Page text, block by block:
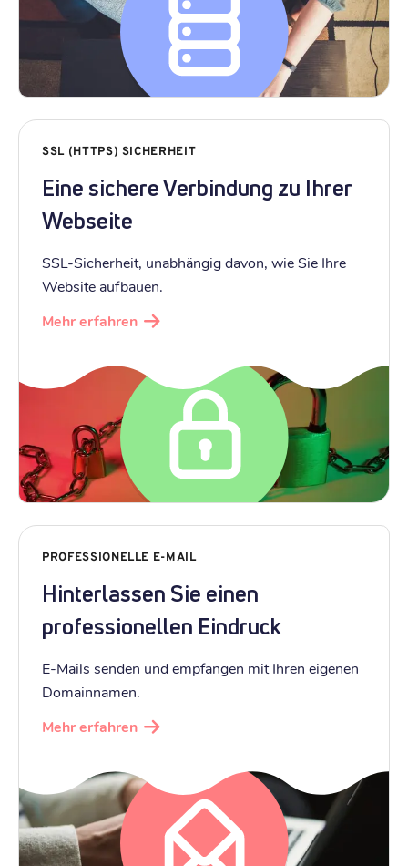
SSL (HTTPS) SICHERHEIT
Eine sichere Verbindung zu Ihrer
Webseite
SSL-Sicherheit, unabhängig davon, wie Sie Ihre
Website aufbauen.
Mehr erfahren
PROFESSIONELLE E-MAIL
Hinterlassen Sie einen
professionellen Eindruck
E-Mails senden und empfangen mit Ihren eigenen
Domainnamen.
Mehr erfahren